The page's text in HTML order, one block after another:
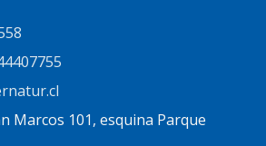
Marcos 101, esquina Parque